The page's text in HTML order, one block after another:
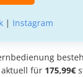
| Instagram
für 175,99€